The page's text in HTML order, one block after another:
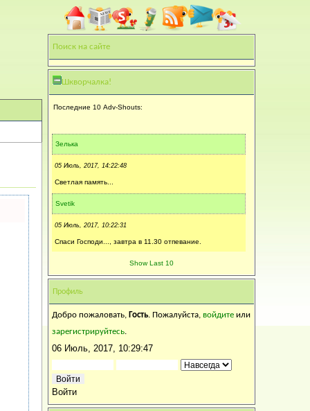
Поиск на сайте
Шкворчалка!
Последние 10 Adv-Shouts:
Зелька
05 Июль, 2017, 14:22:48
Светлая память...
Svetik
05 Июль, 2017, 10:22:31
Спаси Господи..., завтра в 11.30 отпевание.
04 Июль, 2017, 15:27:46
Спаси Христос , за Святые молитвы.
Нюта
04 Июль, 2017, 14:39:55
Show Last 10
Профиль
Добро пожаловать, Гость. Пожалуйста, войдите или
зарегистрируйтесь.
06 Июль, 2017, 10:29:47
Войти